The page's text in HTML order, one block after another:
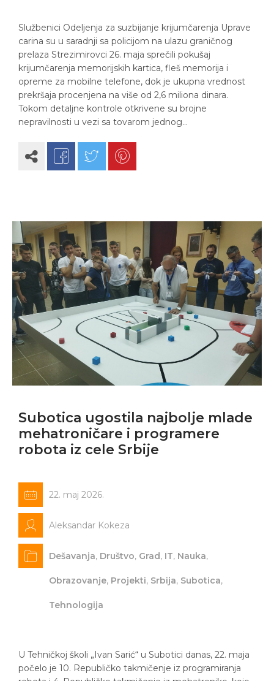
Službenici Odeljenja za suzbijanje krijumčarenja Uprave
carina su u saradnji sa policijom na ulazu graničnog
prelaza Strezimirovci 26. maja sprečili pokušaj
krijumčarenja memorijskih kartica, fleš memorija i
opreme za mobilne telefone, dok je ukupna vrednost
prekršaja procenjena na više od 2,6 miliona dinara.
Tokom detaljne kontrole otkrivene su brojne
nepravilnosti u vezi sa tovarom jednog…
Subotica ugostila najbolje mlade
mehatroničare i programere
robota iz cele Srbije
22. maj 2026.
Aleksandar Kokeza
Dešavanja, Društvo, Grad, IT, Nauka,
Obrazovanje, Projekti, Srbija, Subotica,
Tehnologija
U Tehničkoj školi „Ivan Sarić“ u Subotici danas, 22. maja
počelo je 10. Republičko takmičenje iz programiranja